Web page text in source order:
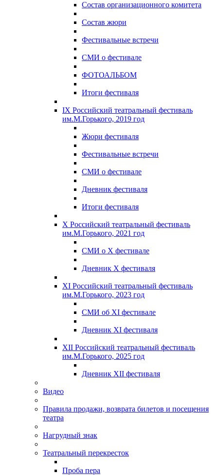
Состав организационного комитета
Состав жюри
Фестивальные встречи
СМИ о фестивале
ФОТОАЛЬБОМ
Итоги фестиваля
IX Российский театральный фестиваль
им.М.Горького, 2019 год
Жюри фестиваля
Фестивальные встречи
СМИ о фестивале
Дневник фестиваля
Итоги фестиваля
X Российский театральный фестиваль
им.М.Горького, 2021 год
СМИ о X фестивале
Дневник X фестиваля
XI Российский театральный фестиваль
им.М.Горького, 2023 год
СМИ об XI фестивале
Дневник XI фестиваля
XII Российский театральный фестиваль
им.М.Горького, 2025 год
Дневник XII фестиваля
Видео
Правила продажи, возврата билетов и посещения
театра
Нагрудный знак
Театральный перекресток
Проба пера